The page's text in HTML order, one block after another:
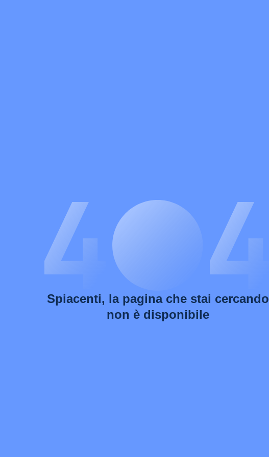
Spiacenti, la pagina che stai cercando
non è disponibile